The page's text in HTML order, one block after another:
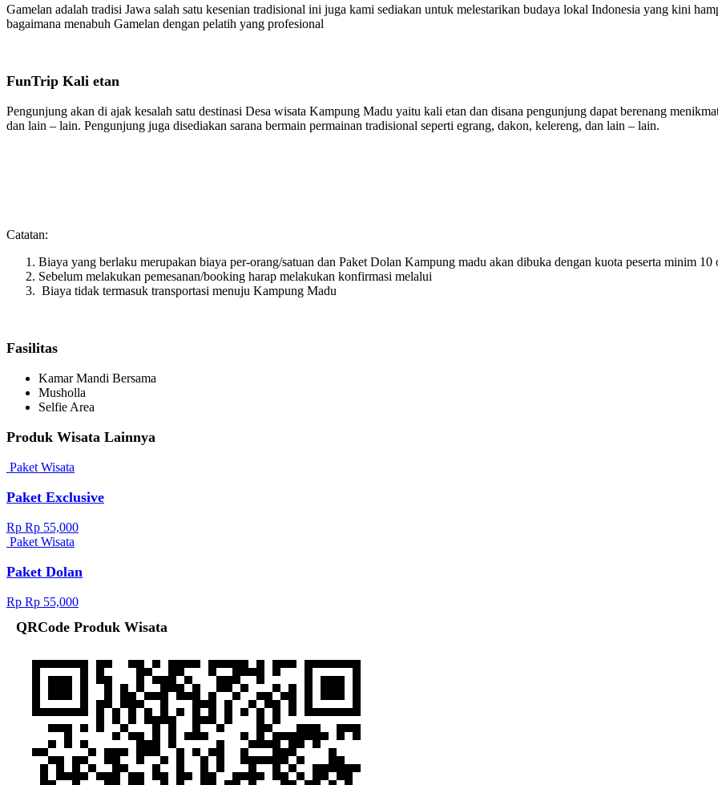
Gamelan adalah tradisi Jawa salah satu kesenian tradisional ini juga kami sediakan untuk melestarikan budaya lokal Indonesia yang kini
bagaimana menabuh Gamelan dengan pelatih yang profesional
FunTrip Kali etan
Pengunjung akan di ajak kesalah satu destinasi Desa wisata Kampung Madu yaitu kali etan dan disana pengunjung dapat berenang
dan lain – lain. Pengunjung juga disediakan sarana bermain permainan tradisional seperti egrang, dakon, kelereng, dan lain – lain.
Catatan:
Biaya yang berlaku merupakan biaya per-orang/satuan dan Paket Dolan Kampung madu akan dibuka dengan kuota peserta minim 10
Sebelum melakukan pemesanan/booking harap melakukan konfirmasi melalui
Biaya tidak termasuk transportasi menuju Kampung Madu
Fasilitas
Kamar Mandi Bersama
Musholla
Selfie Area
Produk Wisata Lainnya
Paket Wisata
Paket Exclusive
Rp Rp 55,000
Paket Wisata
Paket Dolan
Rp Rp 55,000
QRCode Produk Wisata